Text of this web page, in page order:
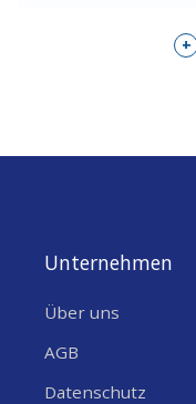
+
Unternehmen
Über uns
AGB
Datenschutz